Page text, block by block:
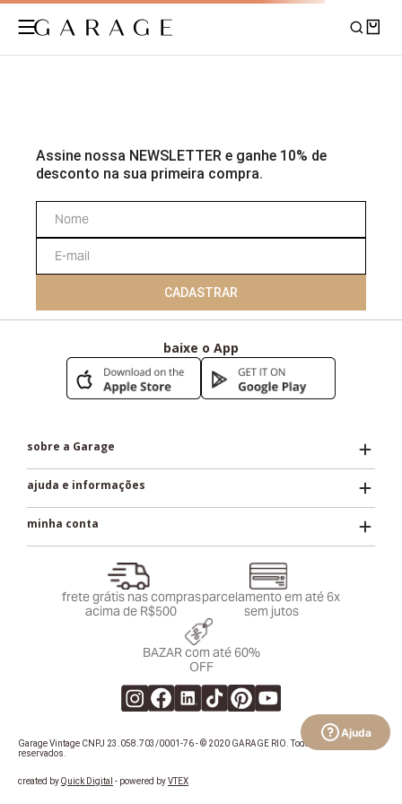
Ajuda
Sua busca não foi encontrada!
Não se preocupe, separamos abaixo novas coleções e produtos para
Voltar para home
Assine nossa NEWSLETTER e ganhe 10% de
desconto na sua primeira compra.
CADASTRAR
baixe o App